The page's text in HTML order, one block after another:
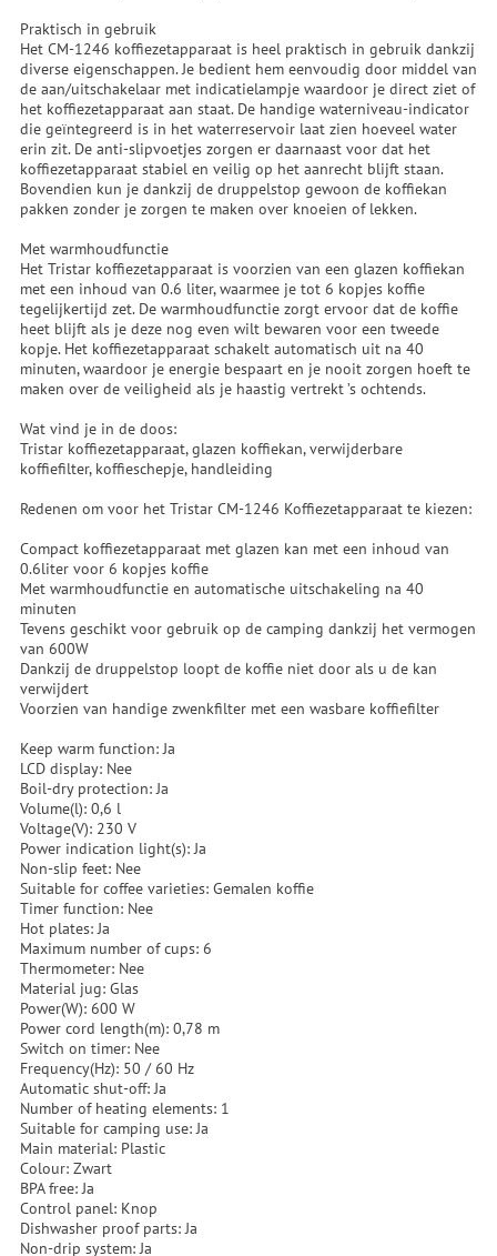
Praktisch in gebruik
Het CM-1246 koffiezetapparaat is heel praktisch in gebruik dankzij
diverse eigenschappen. Je bedient hem eenvoudig door middel van
de aan/uitschakelaar met indicatielampje waardoor je direct ziet of
het koffiezetapparaat aan staat. De handige waterniveau-indicator
die geïntegreerd is in het waterreservoir laat zien hoeveel water
erin zit. De anti-slipvoetjes zorgen er daarnaast voor dat het
koffiezetapparaat stabiel en veilig op het aanrecht blijft staan.
Bovendien kun je dankzij de druppelstop gewoon de koffiekan
pakken zonder je zorgen te maken over knoeien of lekken.
Met warmhoudfunctie
Het Tristar koffiezetapparaat is voorzien van een glazen koffiekan
met een inhoud van 0.6 liter, waarmee je tot 6 kopjes koffie
tegelijkertijd zet. De warmhoudfunctie zorgt ervoor dat de koffie
heet blijft als je deze nog even wilt bewaren voor een tweede
kopje. Het koffiezetapparaat schakelt automatisch uit na 40
minuten, waardoor je energie bespaart en je nooit zorgen hoeft te
maken over de veiligheid als je haastig vertrekt ’s ochtends.
Wat vind je in de doos:
Tristar koffiezetapparaat, glazen koffiekan, verwijderbare
koffiefilter, koffieschepje, handleiding
Redenen om voor het Tristar CM-1246 Koffiezetapparaat te kiezen:
Compact koffiezetapparaat met glazen kan met een inhoud van
0.6liter voor 6 kopjes koffie
Met warmhoudfunctie en automatische uitschakeling na 40
minuten
Tevens geschikt voor gebruik op de camping dankzij het vermogen
van 600W
Dankzij de druppelstop loopt de koffie niet door als u de kan
verwijdert
Voorzien van handige zwenkfilter met een wasbare koffiefilter
Keep warm function: Ja
LCD display: Nee
Boil-dry protection: Ja
Volume(l): 0,6 l
Voltage(V): 230 V
Power indication light(s): Ja
Non-slip feet: Nee
Suitable for coffee varieties: Gemalen koffie
Timer function: Nee
Hot plates: Ja
Maximum number of cups: 6
Thermometer: Nee
Material jug: Glas
Power(W): 600 W
Power cord length(m): 0,78 m
Switch on timer: Nee
Frequency(Hz): 50 / 60 Hz
Automatic shut-off: Ja
Number of heating elements: 1
Suitable for camping use: Ja
Main material: Plastic
Colour: Zwart
BPA free: Ja
Control panel: Knop
Dishwasher proof parts: Ja
Non-drip system: Ja